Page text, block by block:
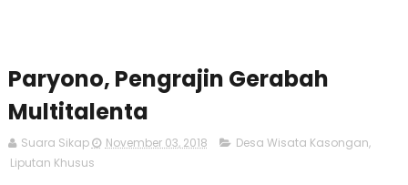
Paryono, Pengrajin Gerabah
Multitalenta
Suara Sikap November 03, 2018 Desa Wisata Kasongan,
Liputan Khusus